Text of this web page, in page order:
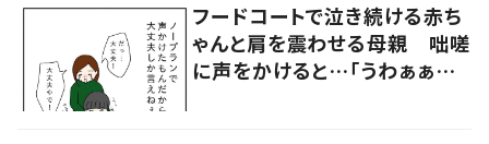
フードコートで泣き続ける赤ち
ゃんと肩を震わせる母親 咄嗟
に声をかけると…「うわぁぁぁ」